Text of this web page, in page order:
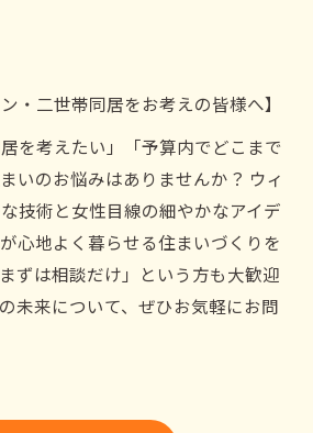
・二世帯同居をお考えの皆様へ】
居を考えたい」「予算内でどこまで
いのお悩みはありませんか？ ウィ
技術と女性目線の細やかなアイデ
心地よく暮らせる住まいづくりを
ずは相談だけ」という方も大歓迎
未来について、ぜひお気軽にお問